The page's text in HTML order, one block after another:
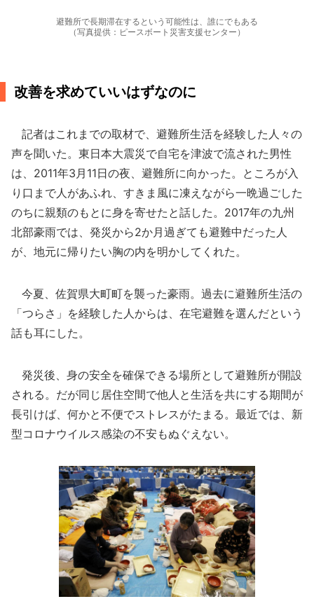
避難所で長期滞在するという可能性は、誰にでもある
（写真提供：ピースボート災害支援センター）
改善を求めていいはずなのに
記者はこれまでの取材で、避難所生活を経験した人々の
声を聞いた。東日本大震災で自宅を津波で流された男性
は、2011年3月11日の夜、避難所に向かった。ところが入
り口まで人があふれ、すきま風に凍えながら一晩過ごした
のちに親類のもとに身を寄せたと話した。2017年の九州
北部豪雨では、発災から2か月過ぎても避難中だった人
が、地元に帰りたい胸の内を明かしてくれた。
今夏、佐賀県大町町を襲った豪雨。過去に避難所生活の
「つらさ」を経験した人からは、在宅避難を選んだという
話も耳にした。
発災後、身の安全を確保できる場所として避難所が開設
される。だが同じ居住空間で他人と生活を共にする期間が
長引けば、何かと不便でストレスがたまる。最近では、新
型コロナウイルス感染の不安もぬぐえない。